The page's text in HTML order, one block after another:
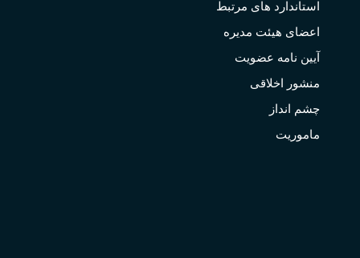
استاندارد های مرتبط
اعضای هیئت مدیره
آیین نامه عضویت
منشور اخلاقی
چشم انداز
ماموریت